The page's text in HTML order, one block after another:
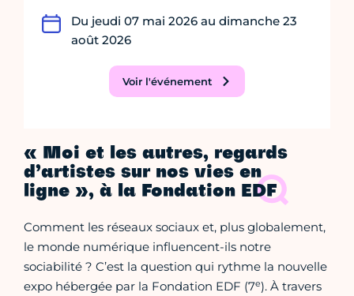
Du jeudi 07 mai 2026 au dimanche 23
août 2026
Voir l'événement
« Moi et les autres, regards
d’artistes sur nos vies en
ligne », à la Fondation EDF
Comment les réseaux sociaux et, plus globalement,
le monde numérique influencent-ils notre
sociabilité ? C’est la question qui rythme la nouvelle
expo hébergée par la Fondation EDF (7e). À travers